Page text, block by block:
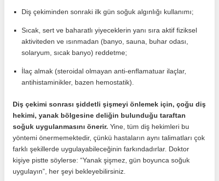
Diş çekiminden sonraki ilk gün soğuk algınlığı kullanımı;
Sıcak, sert ve baharatlı yiyeceklerin yanı sıra aktif fiziksel
aktiviteden ve ısınmadan (banyo, sauna, buhar odası,
solaryum, sıcak banyo) reddetme;
İlaç almak (steroidal olmayan anti-enflamatuar ilaçlar,
antihistaminikler, bazen hemostatik).
Diş çekimi sonrası şiddetli şişmeyi önlemek için, çoğu diş
hekimi, yanak bölgesine deliğin bulunduğu taraftan
soğuk uygulanmasını önerir. Yine, tüm diş hekimleri bu
yöntemi önermemektedir, çünkü hastaların aynı talimatları çok
farklı şekillerde uygulayabileceğinin farkındadırlar. Doktor
kişiye pistte söylerse: “Yanak şişmez, gün boyunca soğuk
uygulayın”, her şeyi bekleyebilirsiniz.